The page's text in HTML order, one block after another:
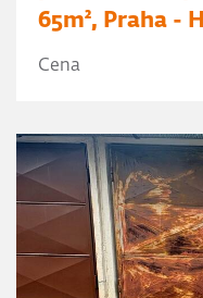
65m², Praha -
Cena